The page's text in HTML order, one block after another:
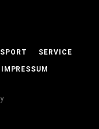
SPORT SERVICE
IMPRESSUM